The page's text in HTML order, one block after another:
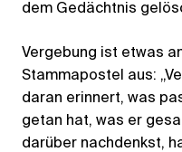
dem Gedächtnis
Vergebung ist etwas
Stammapostel aus:
daran erinnert, was
getan hat, was er
darüber nachdenkst,